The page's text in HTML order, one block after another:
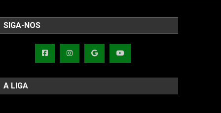
SIGA-NOS
A LIGA